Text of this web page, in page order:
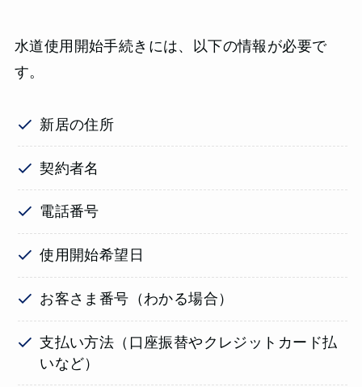
水道使用開始手続きには、以下の情報が必要で
す。
新居の住所
契約者名
電話番号
使用開始希望日
お客さま番号（わかる場合）
支払い方法（口座振替やクレジットカード払
いなど）